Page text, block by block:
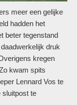
meer een gelijke
hadden het
beter tegenstand
druk
kregen
kwam spits
Lennard Vos te
sluitpost te